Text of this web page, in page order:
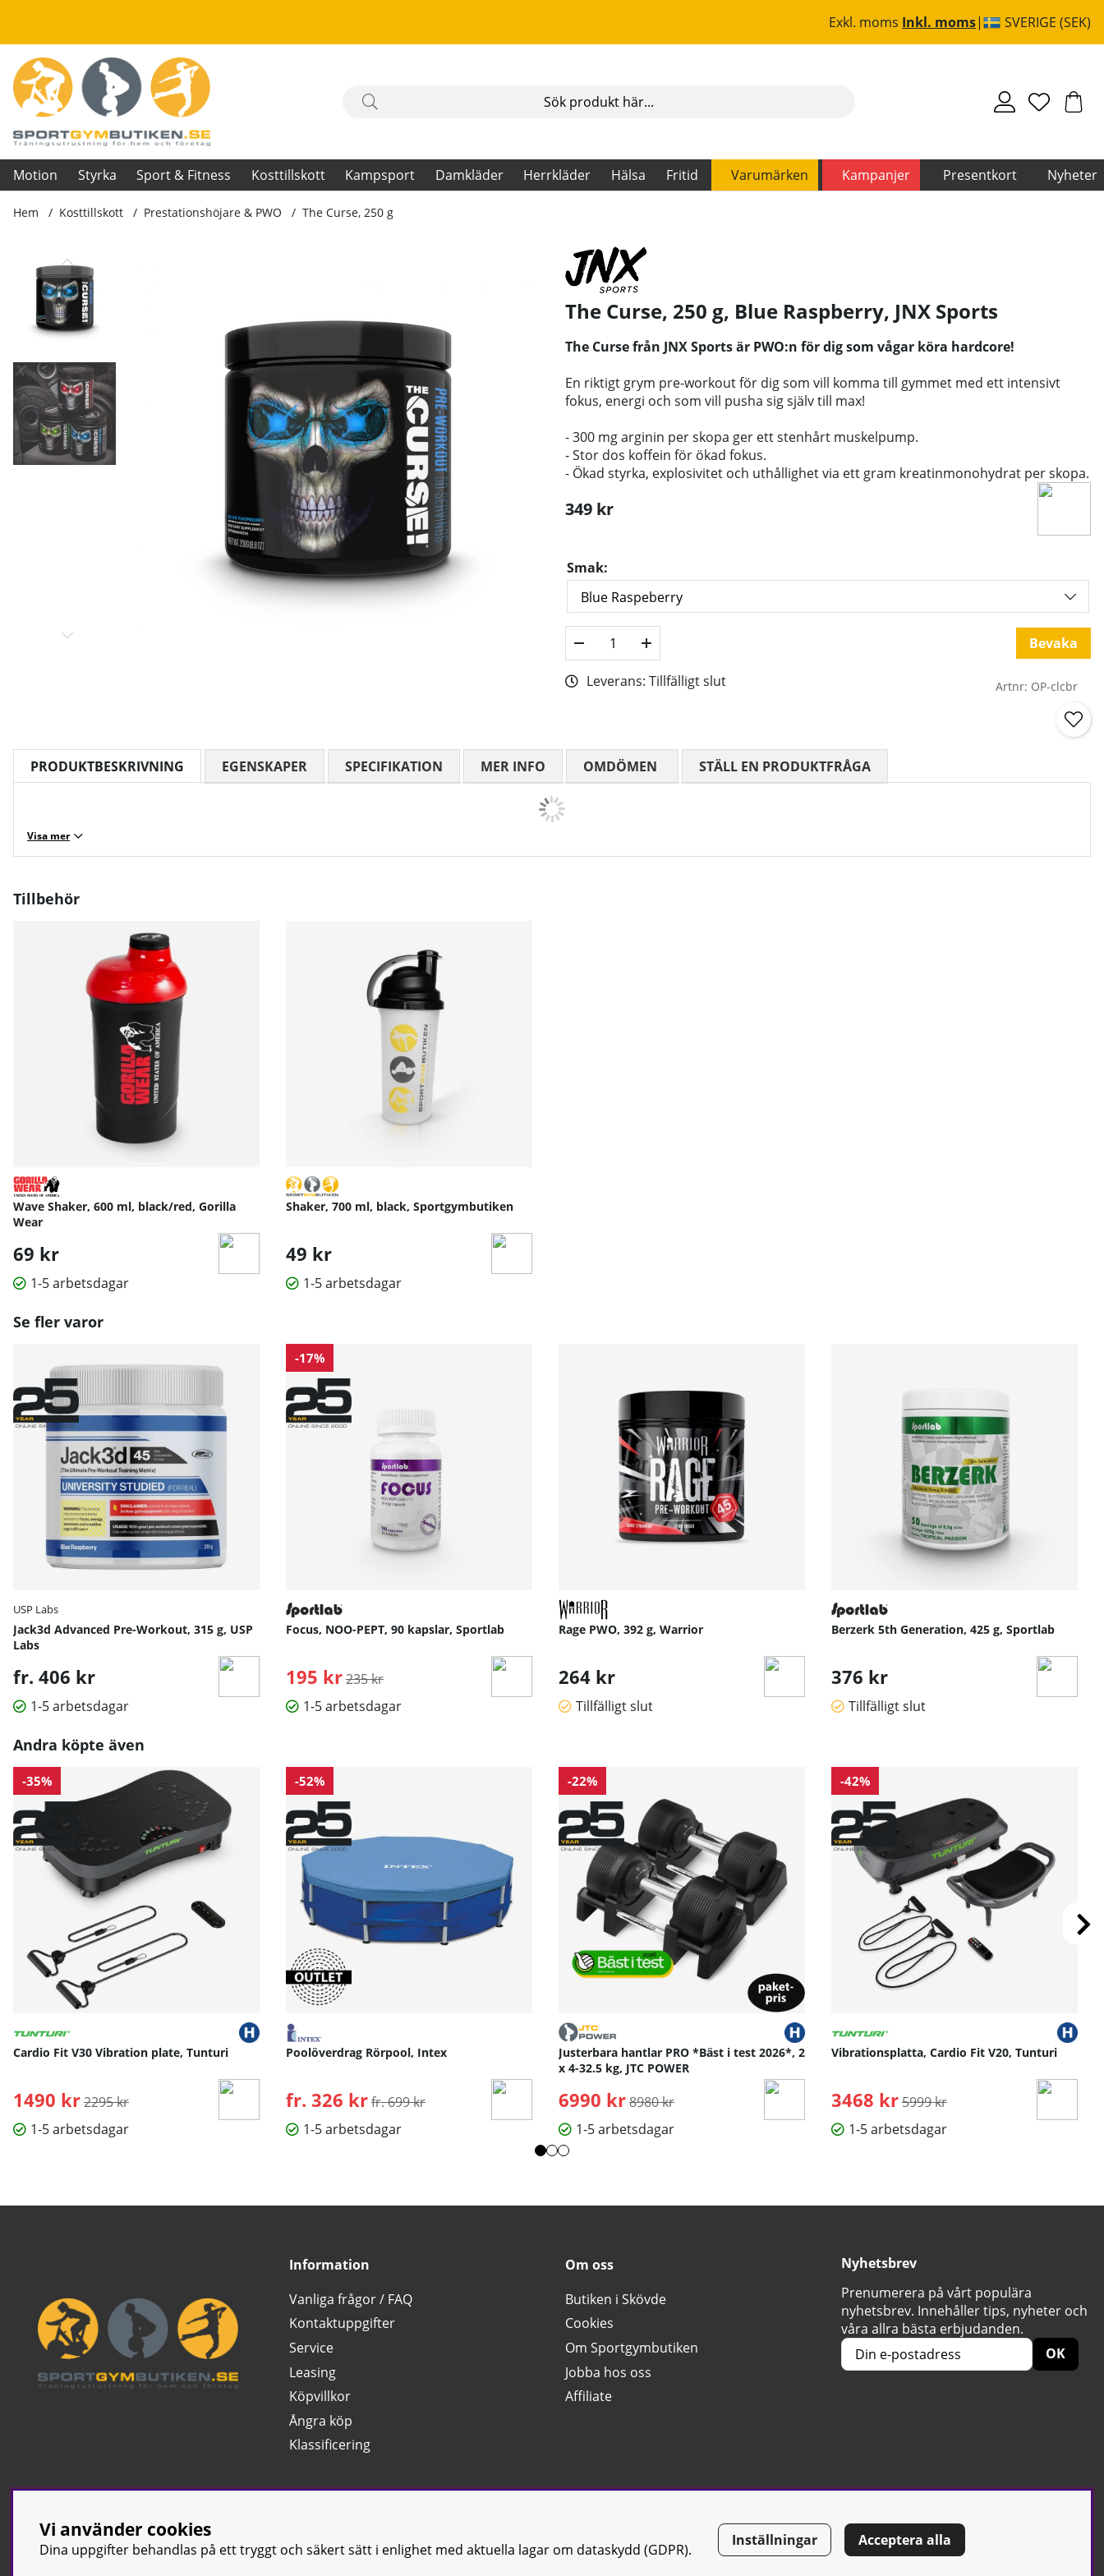
Exkl. moms Inkl. moms SVERIGE (SEK)
Motion Styrka Sport & Fitness Kosttillskott Kampsport Damkläder Herrkläder Hälsa Fritid Varumärken Kampanjer Presentkort Nyheter
Hem Kosttillskott Prestationshöjare & PWO The Curse, 250 g
Produktbilder The Curse, 250 g
The Curse, 250 g, Blue Raspberry, JNX Sports
The Curse från JNX Sports är PWO:n för dig som vågar köra hardcore!
En riktigt grym pre-workout för dig som vill komma till gymmet med ett intensivt
fokus, energi och som vill pusha sig själv till max!
- 300 mg arginin per skopa ger ett stenhårt muskelpump.
- Stor dos koffein för ökad fokus.
- Ökad styrka, explosivitet och uthållighet via ett gram kreatinmonohydrat per skopa.
349 kr
Smak:
Bevaka
Leverans: Tillfälligt slut Artnr: OP-clcbr
PRODUKTBESKRIVNING
Visa mer
EGENSKAPER SPECIFIKATION MER INFO OMDÖMEN MEDELBETYG 0 AV 5 ANTAL BETYG 0
STÄLL EN PRODUKTFRÅGA
Tillbehör
Wave Shaker, 600 ml, black/red, Gorilla
Wear
69 kr
1-5 arbetsdagar
Shaker, 700 ml, black, Sportgymbutiken
49 kr
1-5 arbetsdagar
Se fler varor
USP Labs
Jack3d Advanced Pre-Workout, 315 g, USP
Labs
fr. 406 kr
1-5 arbetsdagar
-17%
Focus, NOO-PEPT, 90 kapslar, Sportlab
195 kr Ordinarie pris:
235 kr
1-5 arbetsdagar
Rage PWO, 392 g, Warrior
264 kr
Tillfälligt slut
Berzerk 5th Generation, 425 g, Sportlab
376 kr
Tillfälligt slut
Andra köpte även
-35%
Cardio Fit V30 Vibration plate, Tunturi
1490 kr Ordinarie pris:
2295 kr
1-5 arbetsdagar
-52%
Poolöverdrag Rörpool, Intex
fr. 326 krOrdinarie pris:
fr. 699 kr
1-5 arbetsdagar
-22%
Justerbara hantlar PRO *Bäst i test 2026*, 2
x 4-32.5 kg, JTC POWER
6990 kr Ordinarie pris:
8980 kr
1-5 arbetsdagar
-42%
Vibrationsplatta, Cardio Fit V20, Tunturi
3468 kr Ordinarie pris:
5999 kr
1-5 arbetsdagar
Information
Vanliga frågor / FAQ
Kontaktuppgifter
Service
Leasing
Köpvillkor
Ångra köp
Klassificering
Om oss
Butiken i Skövde
Cookies
Om Sportgymbutiken
Jobba hos oss
Affiliate
Nyhetsbrev
Prenumerera på vårt populära
nyhetsbrev. Innehåller tips, nyheter och
våra allra bästa erbjudanden.
OK
© Sport & Gym Butiken JTC AB |Kontakta oss| All rights reserved | Org.nr: 556668-7058 | Tel: 0500-42 87 00
Vi använder cookies
Dina uppgifter behandlas på ett tryggt och säkert sätt i enlighet med aktuella lagar om dataskydd (GDPR).
Inställningar Acceptera alla